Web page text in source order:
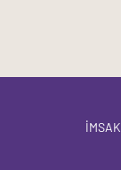
İMSAK